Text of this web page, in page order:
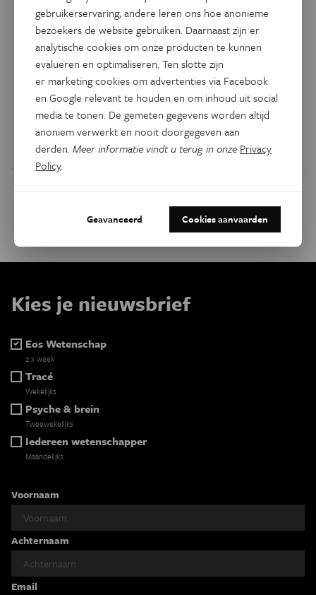
di 24 februari '26
di 10 maart '26
di 24 maart '26
di 21 april '26
Facebook Twitter Linkedin
Kies je nieuwsbrief
Eos Wetenschap
2 x week
Tracé
Wekelijks
Psyche & brein
Tweewekelijks
Iedereen wetenschapper
Maandelijks
Voornaam
Achternaam
Email
gebruikerservaring, andere leren ons hoe anonieme
bezoekers de website gebruiken. Daarnaast zijn er
analytische cookies om onze producten te kunnen
evalueren en optimaliseren. Ten slotte zijn
er marketing cookies om advertenties via Facebook
en Google relevant te houden en om inhoud uit social
media te tonen. De gemeten gegevens worden altijd
anoniem verwerkt en nooit doorgegeven aan
derden.Meer informatie vindt u terug in onze Privacy
Policy.
Geavanceerd Cookies aanvaarden